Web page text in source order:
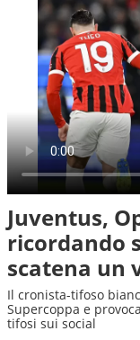
Juventus,
ricordando
scatena un
Il cronista-tifoso
Supercoppa e
tifosi sui social